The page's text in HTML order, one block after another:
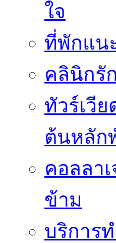
ใจ
ที่พักแน
คลินิกรั
ทัวร์เวี
ต้นหลัก
คอลลา
ข้าม
บริการ